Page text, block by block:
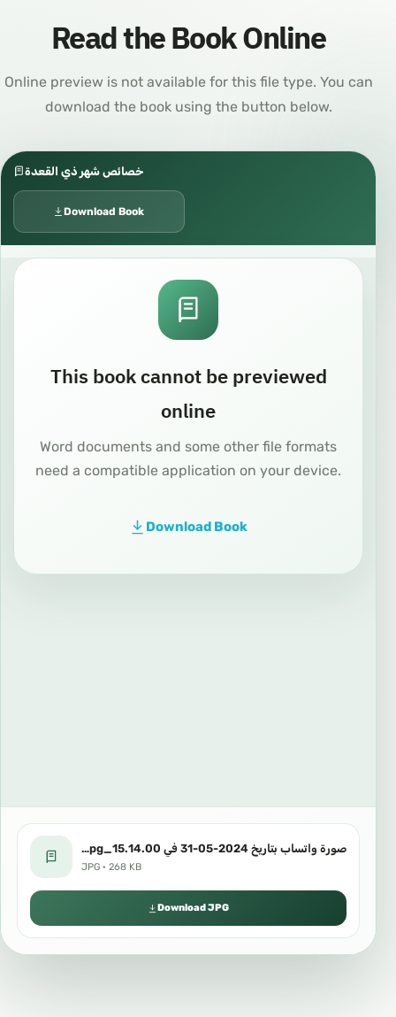
Read the Book Online
Online preview is not available for this file type. You can
download the book using the button below.
خصائص شهر ذي القعدة
Download Book
This book cannot be previewed
online
Word documents and some other file formats
need a compatible application on your device.
Download Book
صورة واتساب بتاريخ 2024-05-31 في 15.14.00_d6ad6be5.jpg
JPG · 268 KB
Download JPG